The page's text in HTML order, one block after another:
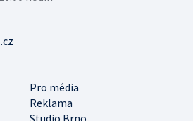
Pro média
Reklama
Studio Brno